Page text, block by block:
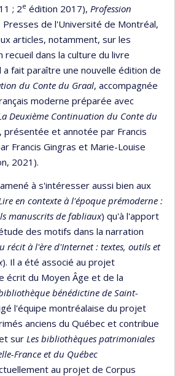
; 2e édition 2017), Profession
Presses de l'Université de Montréal,
articles, notamment, sur les
dans la culture du livre
a fait paraître une nouvelle édition de
du Conte du Graal, accompagnée
moderne préparée avec
Deuxième Continuation du Conte du
présentée et annotée par Francis
Francis Gingras et Marie-Louise
2021).
à s'intéresser aussi bien aux
en contexte à l'époque prémoderne :
manuscrits de fabliaux) qu'à l'apport
des motifs dans la narration
récit à l'ère d'Internet : textes, outils et
). Il a été associé au projet
écrit du Moyen Âge et de la
bénédictine de Saint-
l'équipe montréalaise du projet
anciens du Québec et contribue
sur Les bibliothèques patrimoniales
France et du Québec
au projet de Corpus